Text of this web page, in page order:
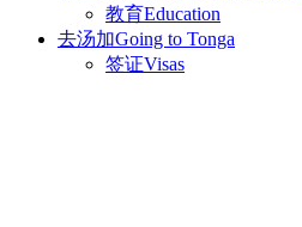
教育Education
去汤加Going to Tonga
签证Visas